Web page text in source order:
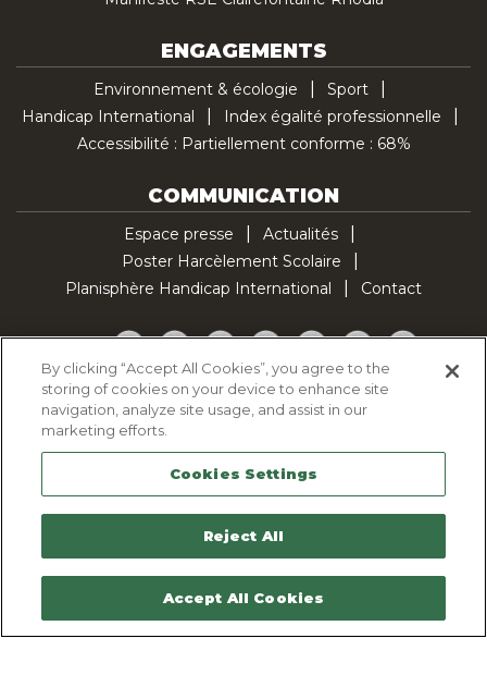
ENGAGEMENTS
Environnement & écologie
Sport
Handicap International
Index égalité professionnelle
Accessibilité : Partiellement conforme : 68%
COMMUNICATION
Espace presse
Actualités
Poster Harcèlement Scolaire
Planisphère Handicap International
Contact
Facebook
TwitterYouTubePinterestInstagramLinkedInTikTok
Politique d'utilisation des cookies
Politique de confidentialité
Mentions légales
Plan du site
Contactez-nous
By clicking “Accept All Cookies”, you agree to the
storing of cookies on your device to enhance site
navigation, analyze site usage, and assist in our
marketing efforts.
Cookies Settings
Reject All
Accept All Cookies